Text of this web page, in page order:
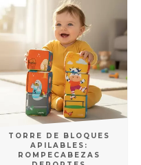
TORRE DE BLOQUES
APILABLES:
ROMPECABEZAS